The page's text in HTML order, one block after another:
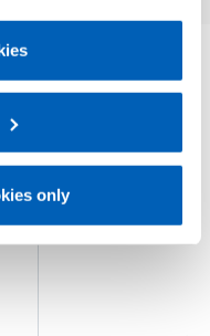
at the following
only